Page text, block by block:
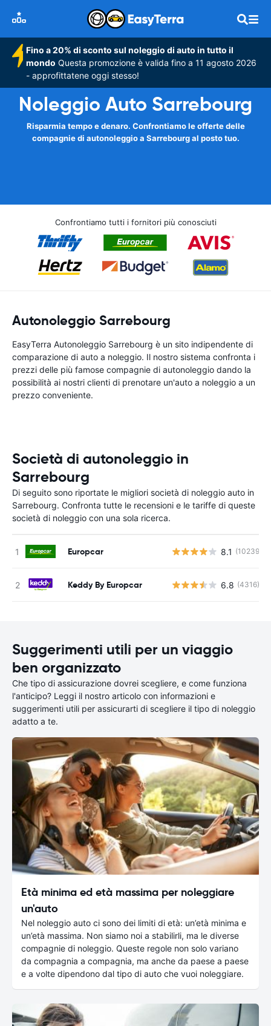
Fino a 20% di sconto sul noleggio di auto in tutto il
mondo Questa promozione è valida fino a 11 agosto 2026
- approfittatene oggi stesso!
Noleggio Auto Sarrebourg
Risparmia tempo e denaro. Confrontiamo le offerte delle
compagnie di autonoleggio a Sarrebourg al posto tuo.
Confrontiamo tutti i fornitori più conosciuti
Autonoleggio Sarrebourg
EasyTerra Autonoleggio Sarrebourg è un sito indipendente di
comparazione di auto a noleggio. Il nostro sistema confronta i
prezzi delle più famose compagnie di autonoleggio dando la
possibilità ai nostri clienti di prenotare un'auto a noleggio a un
prezzo conveniente.
Società di autonoleggio in
Sarrebourg
Di seguito sono riportate le migliori società di noleggio auto in
Sarrebourg. Confronta tutte le recensioni e le tariffe di queste
società di noleggio con una sola ricerca.
Europcar 8.1 (10239)
Keddy By Europcar 6.8 (4316)
Suggerimenti utili per un viaggio
ben organizzato
Che tipo di assicurazione dovrei scegliere, e come funziona
l'anticipo? Leggi il nostro articolo con informazioni e
suggerimenti utili per assicurarti di scegliere il tipo di noleggio
adatto a te.
Età minima ed età massima per noleggiare
un'auto
Nel noleggio auto ci sono dei limiti di età: un’età minima e
un’età massima. Non siamo noi a stabilirli, ma le diverse
compagnie di noleggio. Queste regole non solo variano
da compagnia a compagnia, ma anche da paese a paese
e a volte dipendono dal tipo di auto che vuoi noleggiare.